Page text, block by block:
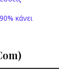
κάνει